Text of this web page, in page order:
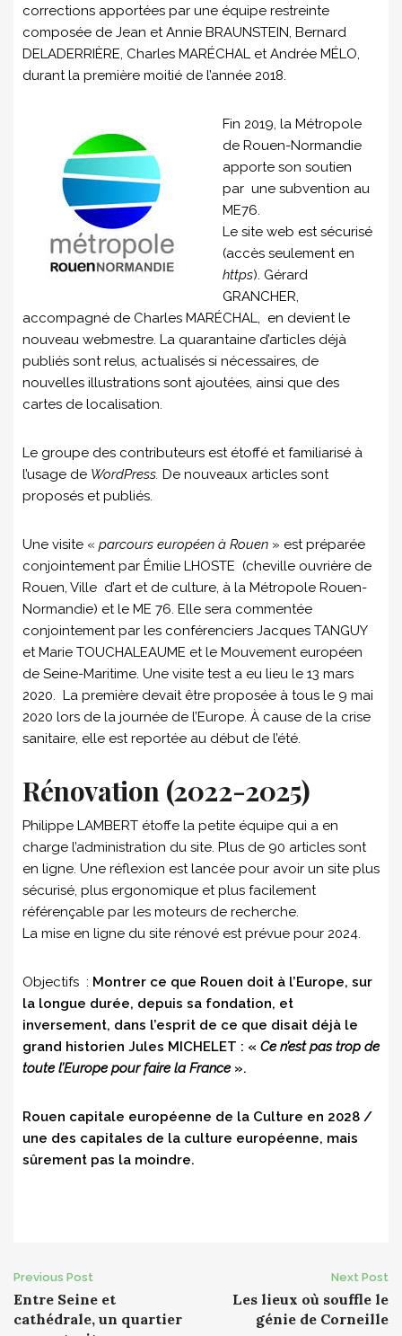
corrections apportées par une équipe restreinte
composée de Jean et Annie BRAUNSTEIN, Bernard
DELADERRIÈRE, Charles MARÉCHAL et Andrée MÉLO,
durant la première moitié de l’année 2018.
Fin 2019, la Métropole
de Rouen-Normandie
apporte son soutien
par une subvention au
ME76.
Le site web est sécurisé
(accès seulement en
https). Gérard
GRANCHER,
accompagné de Charles MARÉCHAL, en devient le
nouveau webmestre. La quarantaine d’articles déjà
publiés sont relus, actualisés si nécessaires, de
nouvelles illustrations sont ajoutées, ainsi que des
cartes de localisation.
Le groupe des contributeurs est étoffé et familiarisé à
l’usage de WordPress. De nouveaux articles sont
proposés et publiés.
Une visite « parcours européen à Rouen » est préparée
conjointement par Émilie LHOSTE (cheville ouvrière de
Rouen, Ville d’art et de culture, à la Métropole Rouen-
Normandie) et le ME 76. Elle sera commentée
conjointement par les conférenciers Jacques TANGUY
et Marie TOUCHALEAUME et le Mouvement européen
de Seine-Maritime. Une visite test a eu lieu le 13 mars
2020. La première devait être proposée à tous le 9 mai
2020 lors de la journée de l’Europe. À cause de la crise
sanitaire, elle est reportée au début de l’été.
Rénovation (2022-2025)
Philippe LAMBERT étoffe la petite équipe qui a en
charge l’administration du site. Plus de 90 articles sont
en ligne. Une réflexion est lancée pour avoir un site plus
sécurisé, plus ergonomique et plus facilement
référençable par les moteurs de recherche.
La mise en ligne du site rénové est prévue pour 2024.
Objectifs : Montrer ce que Rouen doit à l’Europe, sur
la longue durée, depuis sa fondation, et
inversement, dans l’esprit de ce que disait déjà le
grand historien Jules MICHELET : « Ce n’est pas trop de
toute l’Europe pour faire la France».
Rouen capitale européenne de la Culture en 2028 /
une des capitales de la culture européenne, mais
sûrement pas la moindre.
Post
navigation
Previous Post
Entre Seine et
cathédrale, un quartier
Next Post
Les lieux où souffle le
génie de Corneille